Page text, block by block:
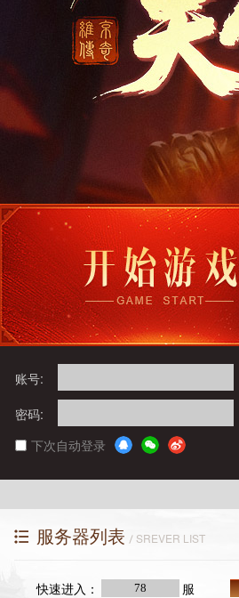
账号:
密码:
下次自动登录
服务器列表 SREVER LIST
快速进入： 服